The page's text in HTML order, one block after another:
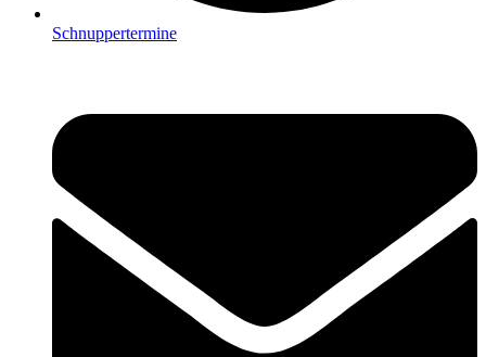
Schnuppertermine